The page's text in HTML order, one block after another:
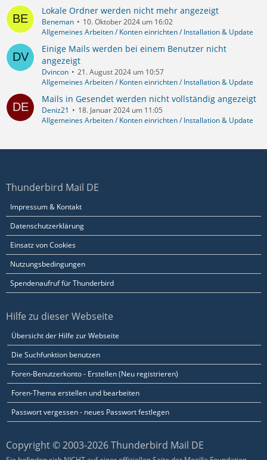
Lokale Ordner werden nicht mehr angezeigt
Beneman
10. Oktober 2024 um 16:02
Allgemeines Arbeiten / Konten einrichten / Installation & Update
Einige Mails werden bei einem Benutzer nicht
angezeigt
Dvincon
21. August 2024 um 10:57
Allgemeines Arbeiten / Konten einrichten / Installation & Update
Mails in Gesendet werden nicht vollständig angezeigt
Deniz21
18. Januar 2024 um 11:05
Allgemeines Arbeiten / Konten einrichten / Installation & Update
Thunderbird Mail DE
Impressum & Kontakt
Datenschutzerklärung
Einsatz von Cookies
Nutzungsbedingungen
Spendenaufruf für Thunderbird
Hilfe zu dieser Webseite
Übersicht der Hilfe zur Webseite
Die Suchfunktion benutzen
Foren-Benutzerkonto - Erstellen (Neu registrieren)
Foren-Thema erstellen und bearbeiten
Passwort vergessen - neues Passwort festlegen
Copyright © 2003-2026 Thunderbird Mail DE